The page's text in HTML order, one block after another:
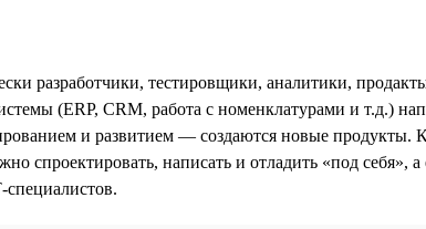
разработчики, тестировщики, аналитики,
(ERP, CRM, работа с номенклатурами и т.д.)
и развитием — создаются новые
спроектировать, написать и отладить «под себя»,